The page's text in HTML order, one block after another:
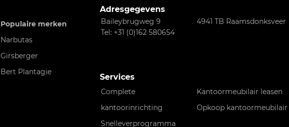
Populaire merken
Narbutas
Girsberger
Bert Plantagie
Adresgegevens
Baileybrugweg 9
4941 TB Raamsdonksveer
Tel: +31 (0)162 580654
Services
Complete
kantoorinrichting
Kantoormeubilair leasen
Opkoop kantoormeubilair
Snelleverprogramma